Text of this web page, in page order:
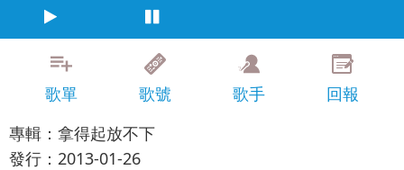
歌單 歌號 歌手
回報
專輯：拿得起放不下
發行：2013-01-26